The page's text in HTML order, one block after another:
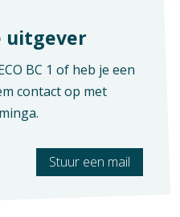
uitgever
BC 1 of heb je een
contact op met
.
Stuur een mail